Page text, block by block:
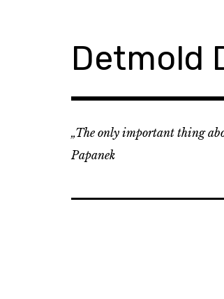
Detmold
„The only important thing
Papanek